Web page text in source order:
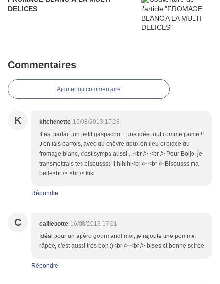
DELICES
Commentaires
Ajouter un commentaire
K kitchenette 16/08/2013 17:28
Il est parfait ton petit gaspacho .. une idée tout comme j'aime !!
J'en fais parfois, avec du chèvre doux en lieu et place du
fromage blanc, c'est sympa aussi .. <br /> <br /> Pour Boljo, je
transmettrais tes bisoussss !! hihihi<br /> <br /> Bisousss ma
belle<br /> <br /> kiki
Répondre
C caillebotte 16/08/2013 17:01
Idéal pour un apéro gourmand! moi, je rajoute une pomme
râpée, c'est aussi très bon :)<br /> <br /> bises et bonne soirée
Répondre